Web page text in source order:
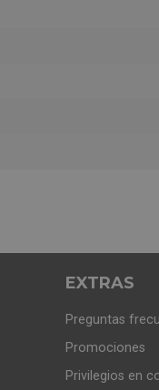
EXTRAS
Preguntas
Promociones
Privilegios en